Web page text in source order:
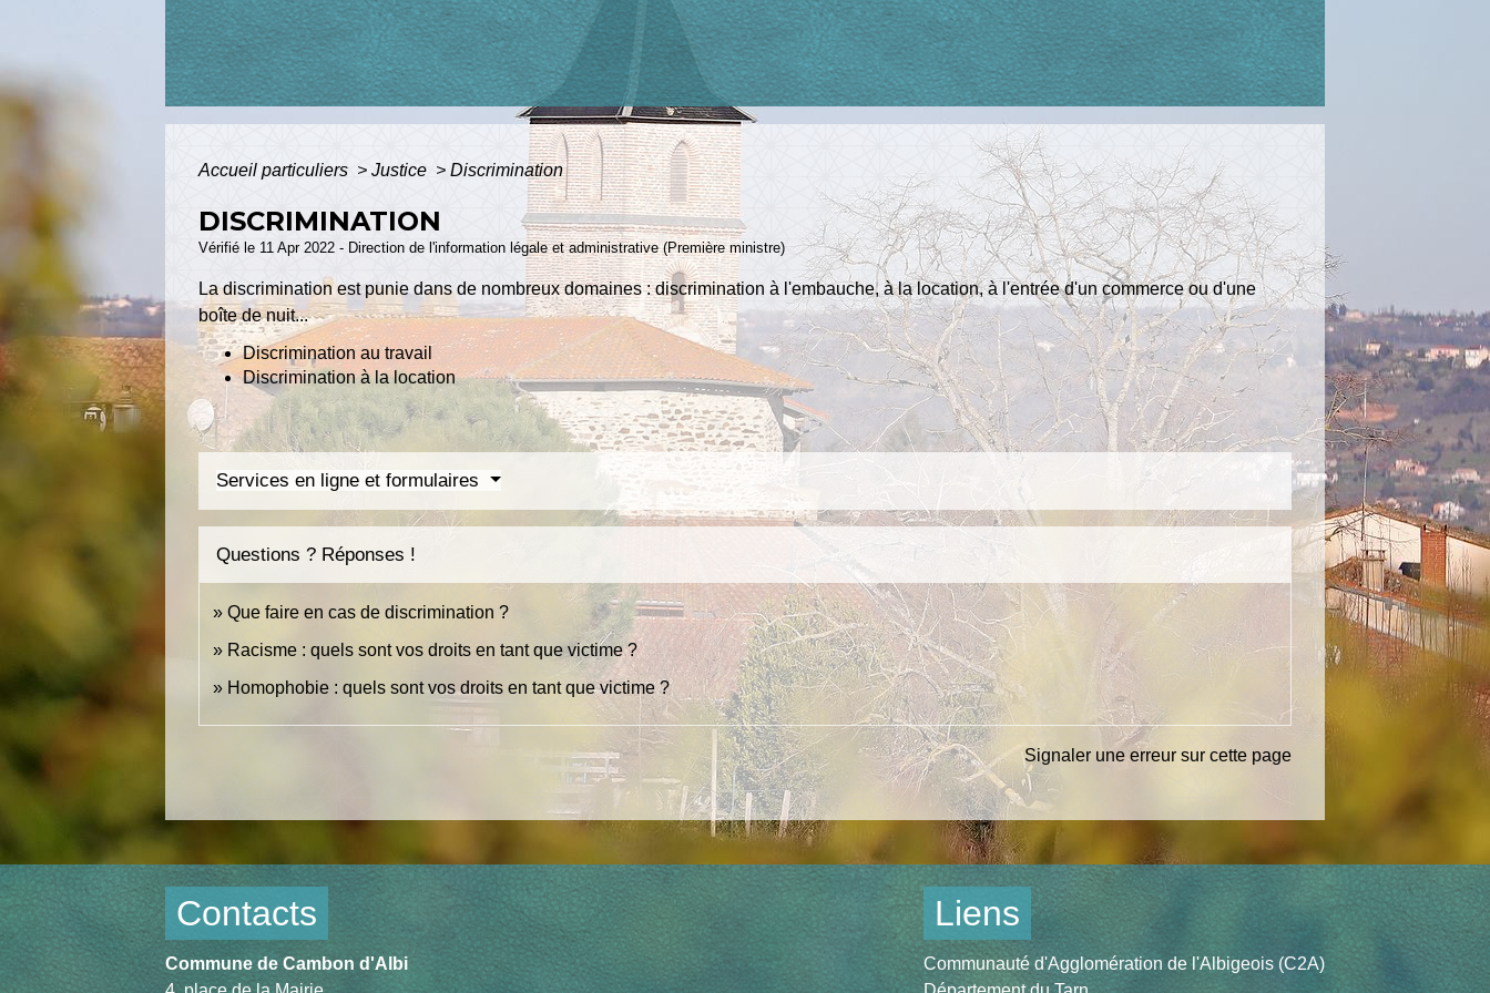
Accueil particuliers > Justice > Discrimination
DISCRIMINATION
Vérifié le 11 Apr 2022 - Direction de l'information légale et administrative (Première ministre)
La discrimination est punie dans de nombreux domaines : discrimination à l'embauche, à la location, à l'entrée d'un commerce ou d'une
boîte de nuit...
Discrimination au travail
Discrimination à la location
Services en ligne et formulaires
Questions ? Réponses !
Que faire en cas de discrimination ?
Racisme : quels sont vos droits en tant que victime ?
Homophobie : quels sont vos droits en tant que victime ?
Signaler une erreur sur cette page
Contacts
Commune de Cambon d'Albi
Liens
Communauté d'Agglomération de l'Albigeois (C2A)